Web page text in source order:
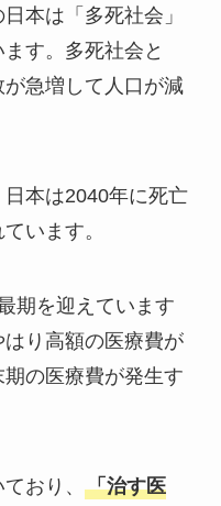
本は「多死社会」
す。多死社会と
急増して人口が減
本は2040年に死亡
います。
期を迎えています
り高額の医療費が
の医療費が発生す
おり、 「治す医